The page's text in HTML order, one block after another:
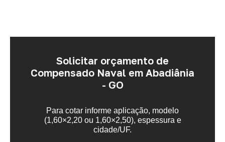
Solicitar orçamento de
Compensado Naval em Abadiânia
- GO
Para cotar informe aplicação, modelo
(1,60×2,20 ou 1,60×2,50), espessura e
cidade/UF.